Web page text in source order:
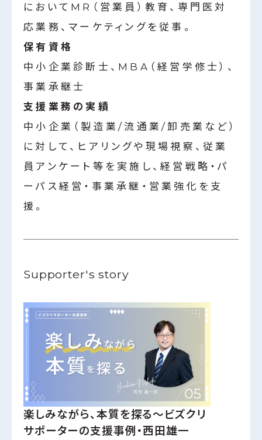
においてMR（営業員）教育、専門医対
応業務、マーケティングを従事。
保有資格
中小企業診断士、MBA（経営学修士）、
事業承継士
支援業務の実績
中小企業（製造業/流通業/卸売業など）
に対して、ヒアリングや現場視察、従業
員アンケート等を実施し、経営戦略・パ
ーパス経営・事業承継・営業強化を支
援。
Supporter's story
楽しみながら、本質を探る〜ビズクリ
サポーターの支援事例・西田雄一